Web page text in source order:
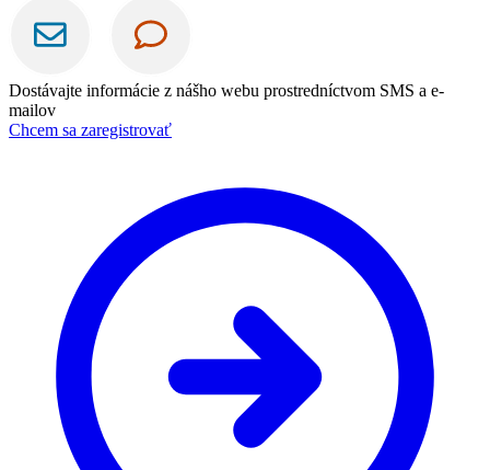
Dostávajte informácie z nášho webu prostredníctvom SMS a e-
mailov
Chcem sa zaregistrovať